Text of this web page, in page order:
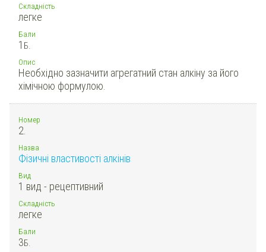
Складність
легке
Бали
1 Б.
Опис
Необхідно зазначити агрегатний стан алкіну за його
хімічною формулою.
Номер
2.
Назва
Фізичні властивості алкінів
Вид
1 вид - рецептивний
Складність
легке
Бали
3Б.